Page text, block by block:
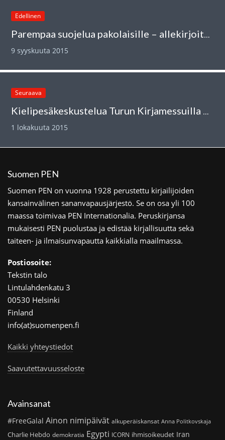
Edellinen
Parempaa suojelua pakolaisille – allekirjoita vetoomus
9 syyskuuta 2015
Seuraava
Kielipesäkeskustelua Turun Kirjamessuilla 2.10.
1 lokakuuta 2015
Suomen PEN
Suomen PEN on vuonna 1928 perustettu kirjailijoiden
kansainvälinen sananvapausjärjestö. Se on osa yli 100
maassa toimivaa PEN Internationalia. Peruskirjansa
mukaisesti PEN puolustaa ja edistää kirjallisuutta sekä
taiteen- ja ilmaisunvapautta kaikkialla maailmassa.
Postiosoite:
Tekstin talo
Lintulahdenkatu 3
00530 Helsinki
Finland
info(at)suomenpen.fi
Kaikki yhteystiedot
Saavutettavuusseloste
Avainsanat
#FreeGalal Ainon nimipäivät alkuperäiskansat Anna Politkovskaja
Charlie Hebdo demokratia Egypti ICORN ihmisoikeudet Iran